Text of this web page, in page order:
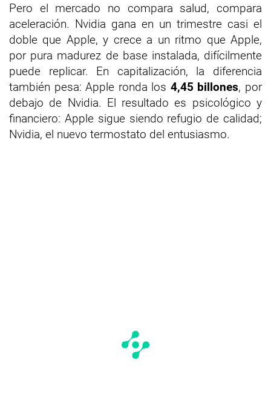
Pero el mercado no compara salud, compara
aceleración. Nvidia gana en un trimestre casi el
doble que Apple, y crece a un ritmo que Apple,
por pura madurez de base instalada, difícilmente
puede replicar. En capitalización, la diferencia
también pesa: Apple ronda los 4,45 billones, por
debajo de Nvidia. El resultado es psicológico y
financiero: Apple sigue siendo refugio de calidad;
Nvidia, el nuevo termostato del entusiasmo.